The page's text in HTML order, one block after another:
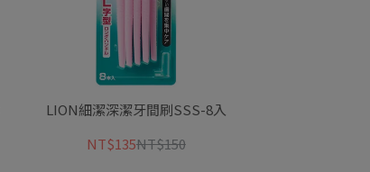
LION細潔深潔牙間刷SSS-8入
NT$135NT$150